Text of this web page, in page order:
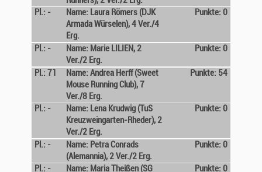
Pl.: -
Name: Laura Römers (DJK
Armada Würselen), 4 Ver./4
Erg.
Punkte: 0
Pl.: -
Name: Marie LILIEN, 2
Ver./2 Erg.
Punkte: 0
Pl.: 71
Name: Andrea Herff (Sweet
Mouse Running Club), 7
Ver./8 Erg.
Punkte: 54
Pl.: -
Name: Lena Krudwig (TuS
Kreuzweingarten-Rheder), 2
Ver./2 Erg.
Punkte: 0
Pl.: -
Name: Petra Conrads
(Alemannia), 2 Ver./2 Erg.
Punkte: 0
Pl.: -
Name: Maria Theißen (SG
Punkte: 0